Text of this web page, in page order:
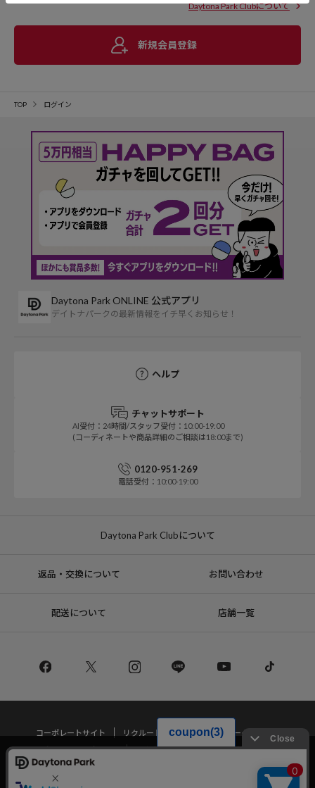
Daytona Park Clubについて
新規会員登録
TOP ログイン
Daytona Park ONLINE 公式アプリ
デイトナパークの最新情報をイチ早くお知らせ！
ヘルプ
チャットサポート
AI受付：24時間/スタッフ受付：10:00-19:00
(コーディネートや商品詳細のご相談は18:00まで)
0120-951-269
電話受付：10:00-19:00
Daytona Park Clubについて
返品・交換について お問い合わせ
配送について 店舗一覧
コーポレートサイト リクルート
サステナブルマークについて
プライバシーポリシー
特定商取引法・古物営業法に基づく表記
当サイトでは利用体験の向上およびコンテンツの最適な提供、トラフィック
の分析を目的としてCookieを使用しています。